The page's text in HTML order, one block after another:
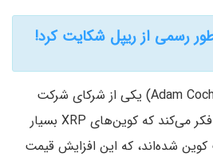
در واقع، آدام کوچران (Adam Cochran) یکی از شرکای شرکت
Cinneamhain Ventures، فکر می‌کند که کوین‌های XRP بسیار
کوین شده‌اند، که این افزایش قیمت